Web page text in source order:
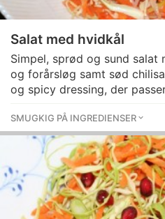
Salat med hvidkål
Simpel, sprød og sund salat
og forårsløg samt sød
og spicy dressing, der
SMUGKIG PÅ INGREDIENSER